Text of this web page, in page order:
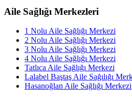
Aile Sağlığı Merkezleri
1 Nolu Aile Sağlığı Merkezi
2 Nolu Aile Sağlığı Merkezi
3 Nolu Aile Sağlığı Merkezi
4 Nolu Aile Sağlığı Merkezi
Tatlıca Aile Sağlığı Merkezi
Lalabel Baştaş Aile Sağılığı
Hasanoğlan Aile Sağlığı Merkezi